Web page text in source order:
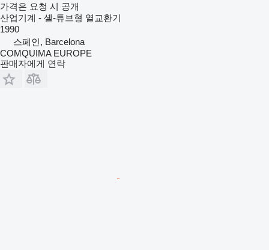
가격은 요청 시 공개
산업기계 - 셸-튜브형 열교환기
1990
스페인, Barcelona
COMQUIMA EUROPE
판매자에게 연락